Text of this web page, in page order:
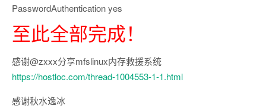
PasswordAuthentication yes
至此全部完成！
感谢@zxxx分享mfslinux内存救援系统
https://hostloc.com/thread-1004553-1-1.html
感谢秋水逸冰